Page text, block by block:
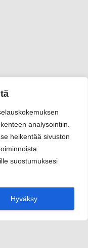
analysointiin.
heikentää sivuston
suostumuksesi
Hyväksy